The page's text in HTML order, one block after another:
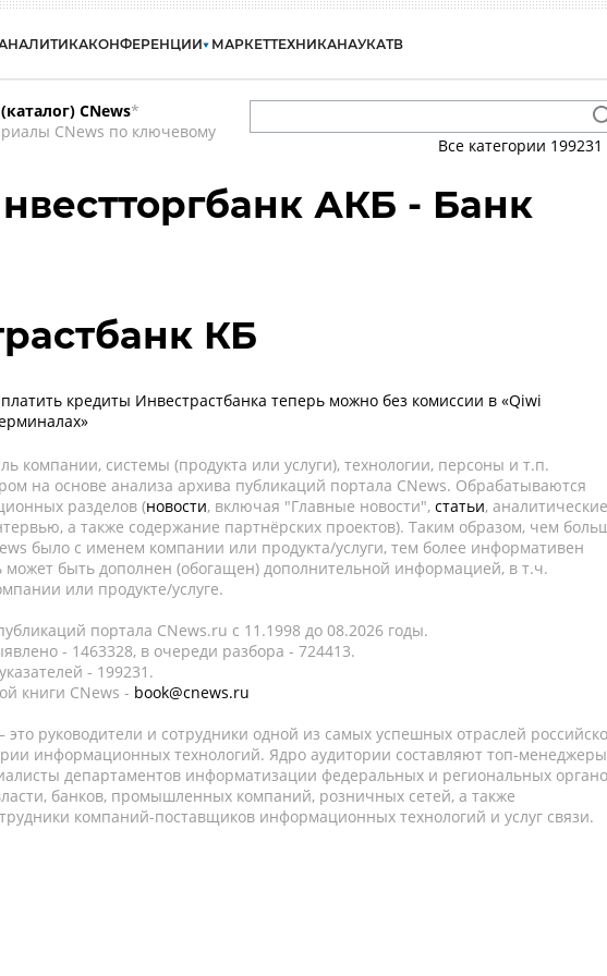
КОНФЕРЕНЦИИ МАРКЕТТЕХНИКАНАУКАТВ
CNews*
CNews по ключевому
Все категории 199231
АКБ - Банк
КБ
кредиты Инвестрастбанка теперь можно без комиссии в «Qiwi
компании, системы (продукта или услуги), технологии, персоны и т.п.
на основе анализа архива публикаций портала CNews. Обрабатываются
разделов (новости, включая "Главные новости", статьи, аналитические
а также содержание партнёрских проектов). Таким образом, чем
было с именем компании или продукта/услуги, тем более информативен
быть дополнен (обогащен) дополнительной информацией, в т.ч.
или продукте/услуге.
портала CNews.ru c 11.1998 до 08.2026 годы.
- 1463328, в очереди разбора - 724413.
- 199231.
книги CNews - book@cnews.ru
руководители и сотрудники одной из самых успешных отраслей
информационных технологий. Ядро аудитории составляют топ-
департаментов информатизации федеральных и региональных
банков, промышленных компаний, розничных сетей, а также
компаний-поставщиков информационных технологий и услуг связи.